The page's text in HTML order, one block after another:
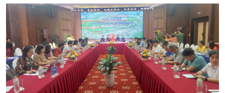
Podcast
Góc nhìn VOV1